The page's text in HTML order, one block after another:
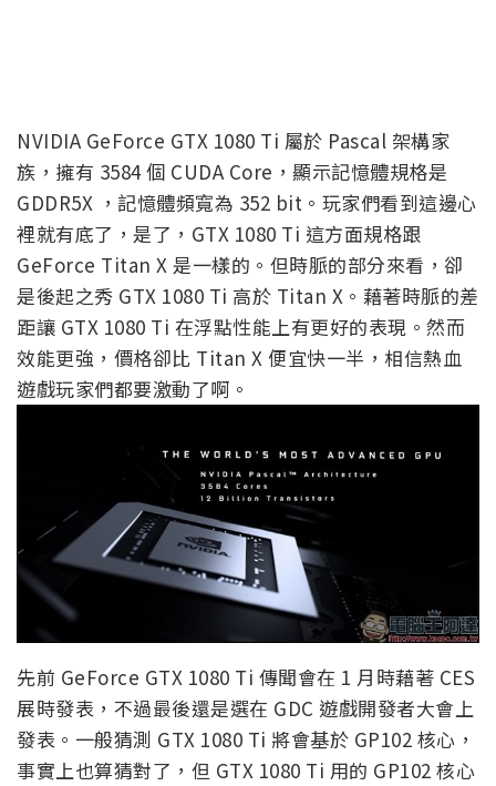
NVIDIA GeForce GTX 1080 Ti 屬於 Pascal 架構家
族，擁有 3584 個 CUDA Core，顯示記憶體規格是
GDDR5X ，記憶體頻寬為 352 bit。玩家們看到這邊心
裡就有底了，是了，GTX 1080 Ti 這方面規格跟
GeForce Titan X 是一樣的。但時脈的部分來看，卻
是後起之秀 GTX 1080 Ti 高於 Titan X。藉著時脈的差
距讓 GTX 1080 Ti 在浮點性能上有更好的表現。然而
效能更強，價格卻比 Titan X 便宜快一半，相信熱血
遊戲玩家們都要激動了啊。
先前 GeForce GTX 1080 Ti 傳聞會在 1 月時藉著 CES
展時發表，不過最後還是選在 GDC 遊戲開發者大會上
發表。一般猜測 GTX 1080 Ti 將會基於 GP102 核心，
事實上也算猜對了，但 GTX 1080 Ti 用的 GP102 核心